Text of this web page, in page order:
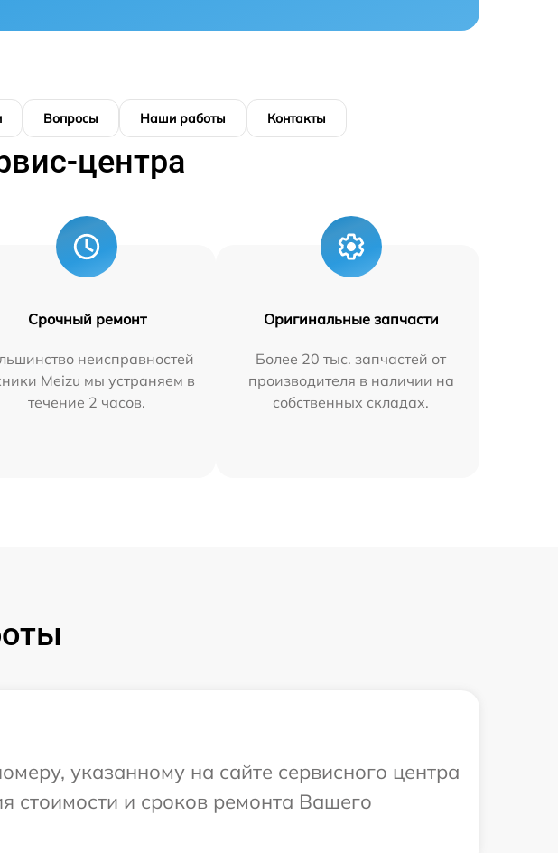
Вопросы Наши работы Контакты
центра
Срочный ремонт
неисправностей
Meizu мы устраняем в
течение 2 часов.
Оригинальные запчасти
Более 20 тыс. запчастей от
производителя в наличии на
собственных складах.
указанному на сайте сервисного центра
стоимости и сроков ремонта Вашего